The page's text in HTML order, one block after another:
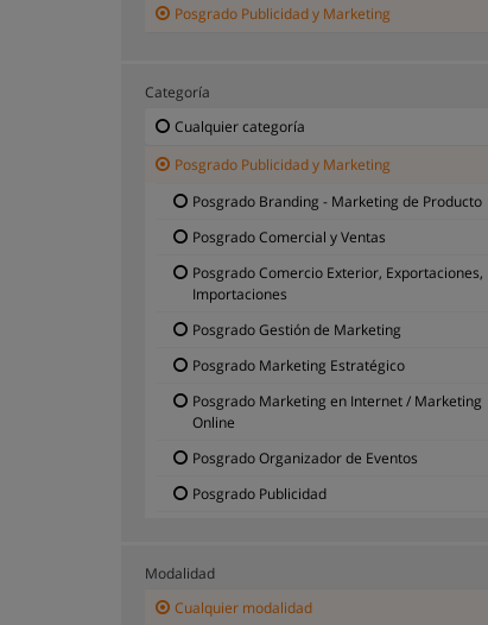
Posgrado Publicidad y Marketing
Categoría
Cualquier categoría
Posgrado Publicidad y Marketing
Posgrado Branding - Marketing de Producto
Posgrado Comercial y Ventas
Posgrado Comercio Exterior, Exportaciones,
Importaciones
Posgrado Gestión de Marketing
Posgrado Marketing Estratégico
Posgrado Marketing en Internet / Marketing
Online
Posgrado Organizador de Eventos
Posgrado Publicidad
Modalidad
Cualquier modalidad